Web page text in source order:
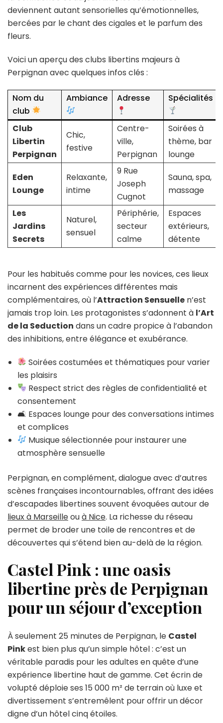
deviennent autant sensorielles qu’émotionnelles,
bercées par le chant des cigales et le parfum des
fleurs.
Voici un aperçu des clubs libertins majeurs à
Perpignan avec quelques infos clés :
Nom du
club
Ambiance Adresse Spécialités
Club
Libertin
Perpignan
Chic,
festive
Centre-
ville,
Perpignan
Soirées à
thème, bar
lounge
Eden
Lounge
Relaxante,
intime
9 Rue
Joseph
Cugnot
Sauna, spa,
massage
Les
Jardins
Secrets
Naturel,
sensuel
Périphérie,
secteur
calme
Espaces
extérieurs,
détente
Pour les habitués comme pour les novices, ces lieux
incarnent des expériences différentes mais
complémentaires, où l’Attraction Sensuelle n’est
jamais trop loin. Les protagonistes s’adonnent à l’Art
de la Seduction dans un cadre propice à l’abandon
des inhibitions, entre élégance et exubérance.
Soirées costumées et thématiques pour varier
les plaisirs
Respect strict des règles de confidentialité et
consentement
🛋 Espaces lounge pour des conversations intimes
et complices
Musique sélectionnée pour instaurer une
atmosphère sensuelle
Perpignan, en complément, dialogue avec d’autres
scènes françaises incontournables, offrant des idées
d’escapades libertines souvent évoquées autour de
lieux à Marseilleouà Nice. La richesse du réseau
permet de broder une toile de rencontres et de
découvertes qui s’étend bien au-delà de la région.
Castel Pink : une oasis
libertine près de Perpignan
pour un séjour d’exception
À seulement 25 minutes de Perpignan, le Castel
Pinkest bien plus qu’un simple hôtel : c’est un
véritable paradis pour les adultes en quête d’une
expérience libertine haut de gamme. Cet écrin de
volupté déploie ses 15 000 m² de terrain où luxe et
divertissement s’entremêlent pour offrir un décor
digne d’un hôtel cinq étoiles.